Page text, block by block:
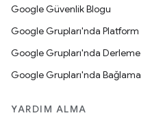
Google Güvenlik Blogu
Google Grupları'nda Platform
Google Grupları'nda Derleme
Google Grupları'nda Bağlama
YARDIM ALMA